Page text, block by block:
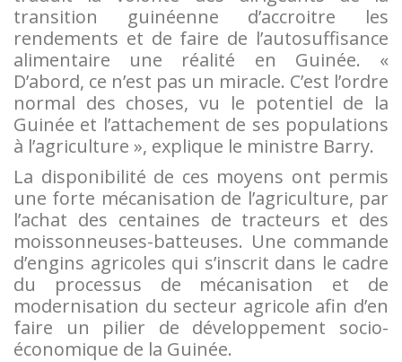
transition guinéenne d’accroitre les
rendements et de faire de l’autosuffisance
alimentaire une réalité en Guinée. «
D’abord, ce n’est pas un miracle. C’est l’ordre
normal des choses, vu le potentiel de la
Guinée et l’attachement de ses populations
à l’agriculture », explique le ministre Barry.
La disponibilité de ces moyens ont permis
une forte mécanisation de l’agriculture, par
l’achat des centaines de tracteurs et des
moissonneuses-batteuses. Une commande
d’engins agricoles qui s’inscrit dans le cadre
du processus de mécanisation et de
modernisation du secteur agricole afin d’en
faire un pilier de développement socio-
économique de la Guinée.